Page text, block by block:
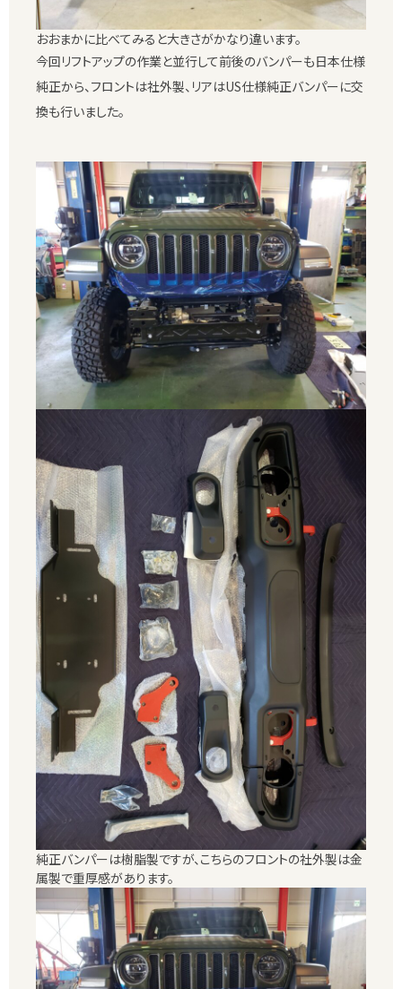
おおまかに比べてみると大きさがかなり違います。
今回リフトアップの作業と並行して前後のバンパーも日本仕様
純正から、フロントは社外製、リアはUS仕様純正バンパーに交
換も行いました。
純正バンパーは樹脂製ですが、こちらのフロントの社外製は金
属製で重厚感があります。